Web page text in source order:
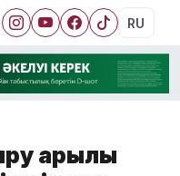
RU
арқылы